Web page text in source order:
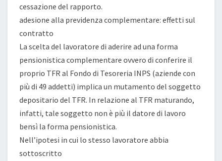
cessazione del rapporto.
adesione alla previdenza complementare: effetti sul
contratto
La scelta del lavoratore di aderire ad una forma
pensionistica complementare ovvero di conferire il
proprio TFR al Fondo di Tesoreria INPS (aziende con
più di 49 addetti) implica un mutamento del soggetto
depositario del TFR. In relazione al TFR maturando,
infatti, tale soggetto non è più il datore di lavoro
bensì la forma pensionistica.
Nell’ipotesi in cui lo stesso lavoratore abbia
sottoscritto